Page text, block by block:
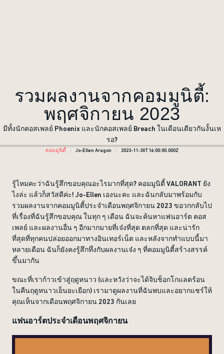
รวมผลงานจากคอมมูนิตี้:
พฤศจิกายน 2023
มีทั้งนักคอสเพลย์ Phoenix และนักคอสเพลย์ Breach ในเดือนเดียวกันงั้นเห
รอ?
คอมมูนิตี้ Jo-Ellen Aragon 2023-11-30T16:00:00.000Z
รู้ไหมคะว่าฉันรู้สึกขอบคุณอะไรมากที่สุด? คอมมูนิตี้ VALORANT ยัง
ไงล่ะ แล้วก็สวัสดีค่ะ! Jo-Ellen เองนะคะ และฉันกลับมาพร้อมกับ
รวมผลงานจากคอมมูนิตี้ประจำเดือนพฤศจิกายน 2023 ขอวกกลับไป
ที่เรื่องที่ฉันรู้สึกขอบคุณ ในทุก ๆ เดือน ฉันจะค้นหาแฟนอาร์ต คอส
เพลย์ และผลงานอื่น ๆ อีกมากมายที่เจ๋งที่สุด ตลกที่สุด และน่ารัก
ที่สุดที่ทุกคนปล่อยออกมาทางอินเทอร์เน็ต และหลังจากทำแบบนี้มา
หลายเดือน ฉันก็ยังคงรู้สึกทึ่งกับผลงานเจ๋ง ๆ ที่คอมมูนิตี้สร้างสรรค์
ขึ้นมากัน
ขณะที่เราก้าวเข้าสู่ฤดูหนาว (และหวังว่าจะได้จิบช็อกโกแลตร้อน
ในคืนฤดูหนาวเย็นยะเยือก) เรามาดูผลงานที่ฉันพบและอยากแชร์ให้
คุณเห็นจากเดือนพฤศจิกายน 2023 กันเลย
แฟนอาร์ตประจำเดือนพฤศจิกายน